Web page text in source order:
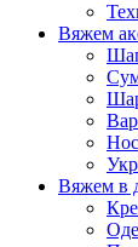
Вяжем
Вяжем в